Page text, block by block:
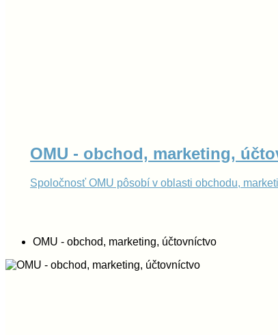
OMU - obchod, marketing,
Spoločnosť OMU pôsobí v oblasti obchodu,
OMU - obchod, marketing, účtovníctvo